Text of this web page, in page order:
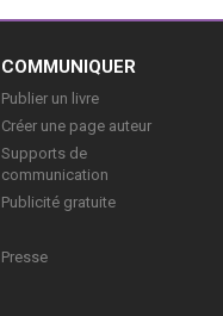
COMMUNIQUER
Publier un livre
Créer une page auteur
Supports de
communication
Publicité gratuite
Presse